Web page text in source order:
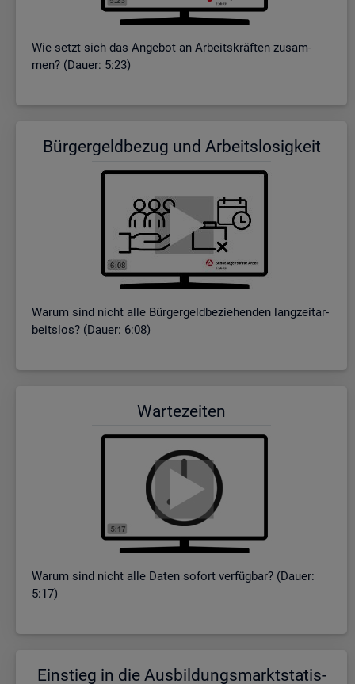
Wie setzt sich das An­ge­bot an Ar­beits­kräf­ten zu­sam­
men? (Dauer: 5:23)
Bür­ger­geld­be­zug und Ar­beits­lo­sig­keit
Warum sind nicht alle Bür­ger­geld­be­zie­hen­den lang­zeit­ar­
beits­los? (Dauer: 6:08)
War­te­zei­ten
Warum sind nicht alle Daten so­fort ver­füg­bar? (Dauer:
5:17)
Ein­stieg in die Aus­bil­dungs­markt­sta­tis­